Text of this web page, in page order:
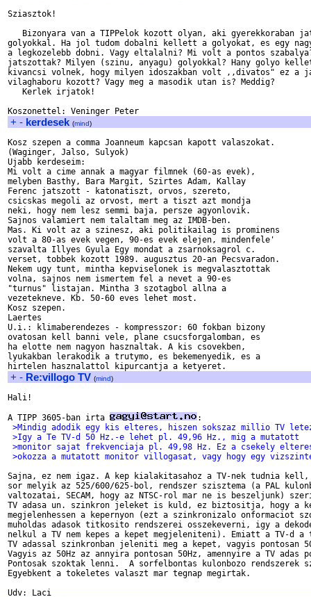
Sziasztok!
Bizonyara van a TIPPelok kozott olyan, aki gyerekkoraban
golyokkal. Ha jol tudom dobalni kellett a golyokat, es egy
a legkozelebb dobni. Vagy eltalalni? Mi volt a pontos
jatszottak? Milyen (szinu, anyagu) golyokkal? Hany golyo
kivancsi volnek, hogy milyen idoszakban volt ,,divatos" ez a
vilaghaboru kozott? Vagy meg a masodik utan is? Meddig?
   Kerlek irjatok!
+ - kerdesek (mind)
Kosz szepen a comma Joanneum kapcsan kapott valaszokat.
(Waginger, Jalso, Sulyok)
Ujabb kerdeseim:
Mi volt a cime annak a magyar filmnek (60-as evek),
melyben Basthy, Bara Margit, Szirtes Adam, Kallay
Ferenc jatszott - katonatiszt, orvos, szereto,
csicskas megoli az orvost, mert a tiszt azt mondja
neki, hogy nem lesz semmi baja, persze agyonlovik.
Sajnos valamiert nem talaltam meg az IMDB-ben.
Mas. Ki volt az a szinesz, aki politikailag is prominens
volt a 80-as evek vegen, 90-es evek elejen, mindenfele'
szavalta Illyes Gyula Egy mondat a zsarnoksagrol c.
verset, tobbek kozott 1989. augusztus 20-an Pecsvaradon.
Nekem ugy tunt, mintha kepviselonek is megvalasztottak
volna, sajnos nem ismertem fel a nevet a 90-es
"turnus" listajan. Mintha 3 szotagbol allna a
vezetekneve. Kb. 50-60 eves lehet most.
Kosz szepen.
Laertes
U.i.: klimaberendezes - kompresszor: 60 fokban bizony
ovatosan kell banni vele, plane csucsforgalomban, es
ha elotte nem nagyon hasznaltak. A kis csovekben,
lyukakban lerakodik a trutymo, es bekemenyedik, es a
+ - Re:villogo TV (mind)
Hali!
A TIPP 3605-ban irta
>Mindig adodik egy kis elteres, hiszen sokszaz millio TV
>Igy a Te TV-d 50 Hz.-e lehet pl. 49,96 Hz., mig a mutatott
>monitor sajat frekvenciaja pl. 49,98 Hz. Ez a csekely
>okozza a mutatott monitor villogasat, vagy hogy egy
Sajna, ez nem igaz. A kep kialakitasahoz a TV-nek tudnia kell,
sor melyik az 525/600/625-bol, rendszer szisztema (a PAL
valtozatai, SECAM, hogy az NTSC-rol mar ne is beszeljunk)
TV adasa un. szinkron jeleket is kuld, ez biztositja, hogy a
megjelenhessen a kepernyon (ezt a szinkronizalo onformaciot
muholdas adasok titkosito rendszerei osszekeverni, igy a
nelkul a TV nem kepes a kepet megjeleniteni). Emiatt a TV-d
TV adassal szinkronban jeleniti meg a kepet, vagyis pontosan
Vagyis az 50Hz az annyira pontosan 50Hz, amennyire a TV adas
Pontosak szoktak lenni.  A sorfelbontas kulonbozo rendszerek
Egyebkent a tokeletes valaszt mar tegnap megirtak.